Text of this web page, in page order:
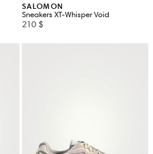
SALOMON
Sneakers XT-Whisper Void
210 $